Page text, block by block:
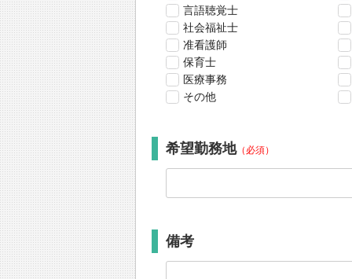
言語聴覚士
社会福祉士
准看護師
保育士
医療事務
その他
希望勤務地（必須）
備考